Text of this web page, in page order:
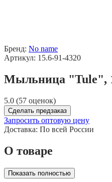
Бренд: No name
Артикул: 15.6-91-4320
Мыльница "Tule",
5.0 (57 оценок)
Сделать предзаказ
Запросить оптовую цену
Доставка: По всей России
О товаре
Показать полностью